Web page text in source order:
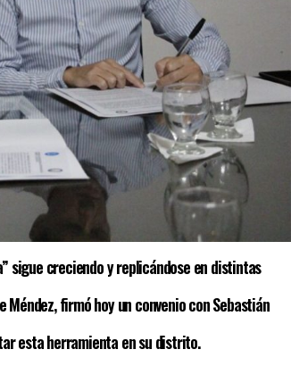
sigue creciendo y replicándose en distintas
firmó hoy un convenio con Sebastián
esta herramienta en su distrito.